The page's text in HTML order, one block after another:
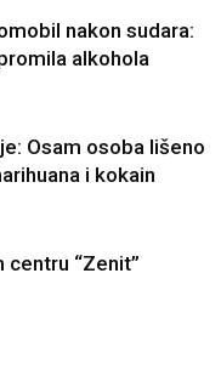
nakon sudara:
alkohola
Osam osoba lišeno
i kokain
centru “Zenit”